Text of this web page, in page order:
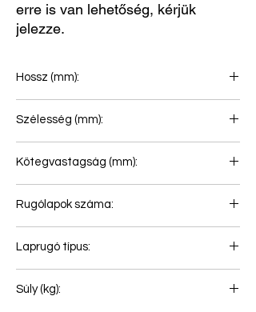
erre is van lehetőség, kérjük
jelezze.
Hossz (mm):
Szélesség (mm):
Kötegvastagság (mm):
Rugólapok száma:
Laprugó típus:
Súly (kg):